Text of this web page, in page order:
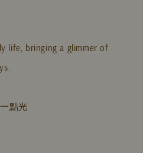
life, bringing a glimmer of
點光